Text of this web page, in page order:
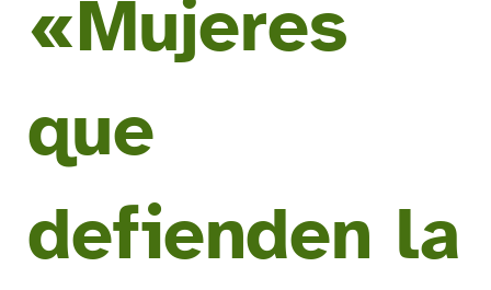
«Mujeres
que
defienden la